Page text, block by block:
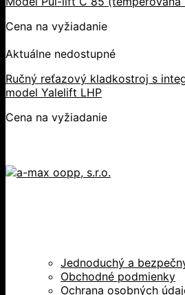
Cena na vyžiadanie
Aktuálne nedostupné
Ručný reťazový kladkostroj s
model Yalelift LHP
Cena na vyžiadanie
Jednoduchý a
Obchodné podmienky
Ochrana osobných